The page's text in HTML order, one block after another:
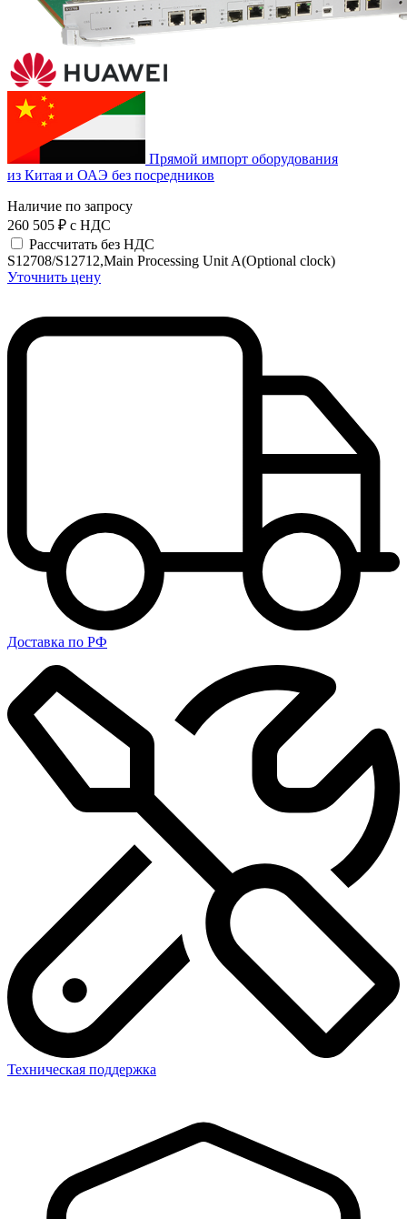
Прямой импорт оборудования
из Китая и ОАЭ без посредников
Наличие по запросу
260 505 ₽ с НДС
Рассчитать без НДС
S12708/S12712,Main Processing Unit A(Optional clock)
Уточнить цену
Доставка по РФ
Техническая поддержка